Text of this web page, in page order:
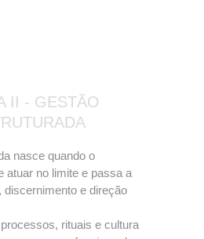
II - GESTÃO
nasce quando o
atuar no limite e passa a
e direção
rituais e cultura